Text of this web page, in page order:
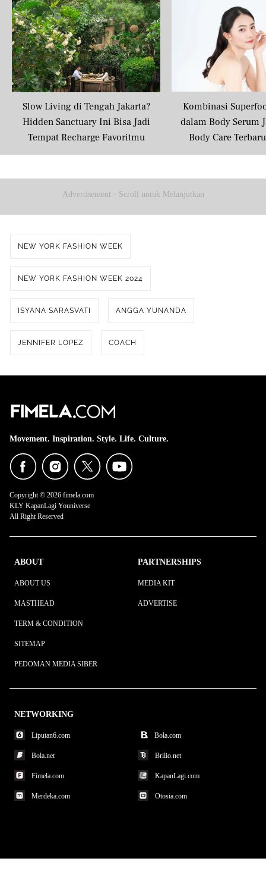
Slow Living di Tengah Jakarta?
Hidden Sanctuary Ini Bisa Jadi
Tempat Recharge Favoritmu
Kombinasi
dalam Body Serum
Body Care
Masyarakat
Advertisement - Scroll untuk Melanjutkan
NEW YORK FASHION WEEK
NEW YORK FASHION WEEK 2024
ISYANA SARASVATI ANGGA YUNANDA
JENNIFER LOPEZ COACH
Movement. Inspiration. Style. Life. Culture.
Copyright © 2026 fimela.com
KLY KapanLagi Youniverse
All Right Reserved
ABOUT
ABOUT US
MASTHEAD
TERM & CONDITION
SITEMAP
PEDOMAN MEDIA SIBER
PARTNERSHIPS
MEDIA KIT
ADVERTISE
NETWORKING
Liputan6.com Bola.com
Bola.net Brilio.net
Fimela.com KapanLagi.com
Merdeka.com Otosia.com